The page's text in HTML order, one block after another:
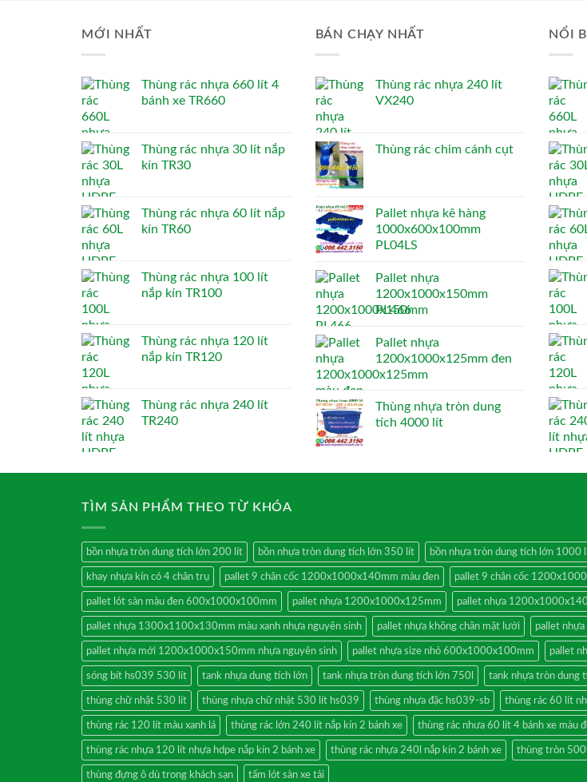
MỚI NHẤT
Thùng rác nhựa 660 lít 4
bánh xe TR660
Thùng rác nhựa 30 lít nắp
kín TR30
Thùng rác nhựa 60 lít nắp
kín TR60
Thùng rác nhựa 100 lít
nắp kín TR100
Thùng rác nhựa 120 lít
nắp kín TR120
Thùng rác nhựa 240 lít
TR240
BÁN CHẠY NHẤT
Thùng rác nhựa 240 lít
VX240
Thùng rác chim cánh cụt
Pallet nhựa kê hàng
1000x600x100mm
PL04LS
Pallet nhựa
1200x1000x150mm
PL466
Pallet nhựa
1200x1000x125mm đen
Thùng nhựa tròn dung
tích 4000 lít
NỔI
TÌM SẢN PHẨM THEO TỪ KHÓA
bồn nhựa tròn dung tích lớn 200 lít bồn nhựa tròn dung tích lớn 350 lít bồn nhựa tròn dung tích lớn 1000
khay nhựa kín có 4 chân trụ pallet 9 chân cốc 1200x1000x140mm màu đen pallet 9 chân cốc
pallet lót sàn màu đen 600x1000x100mm pallet nhựa 1200x1000x125mm pallet nhựa
pallet nhựa 1300x1100x130mm màu xanh nhựa nguyên sinh pallet nhựa không chân mặt lưới pallet
pallet nhựa mới 1200x1000x150mm nhựa nguyên sinh pallet nhựa size nhỏ 600x1000x100mm pallet
sóng bít hs039 530 lít tank nhựa dung tích lớn tank nhựa tròn dung tích lớn 750l tank nhựa tròn dung
thùng chữ nhật 530 lít thùng nhựa chữ nhật 530 lít hs039 thùng nhựa đặc hs039-sb thùng rác 60 lít
thùng rác 120 lít màu xanh lá thùng rác lớn 240 lít nắp kín 2 bánh xe thùng rác nhưa 60 lít 4 bánh xe màu
thùng rác nhựa 120 lít nhựa hdpe nắp kín 2 bánh xe thùng rác nhựa 240l nắp kín 2 bánh xe thùng tròn 500l
thùng đựng ô dù trong khách sạn tấm lót sàn xe tải